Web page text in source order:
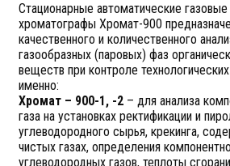
Стационарные автоматические
хроматографы Хромат-900
качественного и количественного
газообразных (паровых) фаз
веществ при контроле
именно:
Хромат – 900-1, -2– для анализа
газа на установках ректификации и
углеводородного сырья, крекинга,
чистых газах, определения
углеводородных газов, теплоты